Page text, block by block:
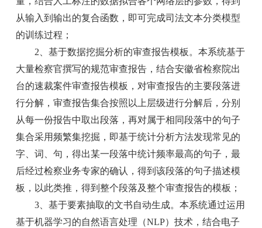
从输入到输出的复合函数，即可完成司法文本分类模型
的训练过程；
2、基于数据挖掘分析的审查报告模板。本系统基于
大量检察官撰写的规范审查报告，结合安徽省检察院出
台的速裁案件审查报告模板，对审查报告的主要段落进
行分解，审查报告集合按照以上层级进行分解后，分别
从每一份报告中取出段落，再对属于相同段落中的句子
集合采用频繁集挖掘，即基于统计分析方法发现常见的
字、词、句，得出某一段落中统计频率最高的句子，最
后经过检察业务专家的确认，得到该段落的句子描述模
板，以此类推，得到整个段落及整个审查报告的模板；
3、基于要素抽取的文书自动生成。本系统通过运用
基于机器学习的自然语言处理（NLP）技术，结合电子